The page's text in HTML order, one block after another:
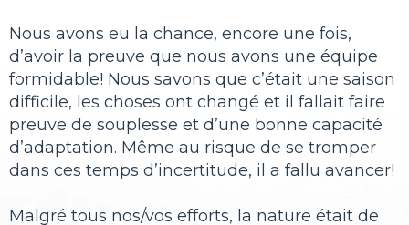
Nous avons eu la chance, encore une fois,
d’avoir la preuve que nous avons une équipe
formidable! Nous savons que c’était une saison
difficile, les choses ont changé et il fallait faire
preuve de souplesse et d’une bonne capacité
d’adaptation. Même au risque de se tromper
dans ces temps d’incertitude, il a fallu avancer!
Malgré tous nos/vos efforts, la nature était de